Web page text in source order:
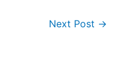
Next Post →